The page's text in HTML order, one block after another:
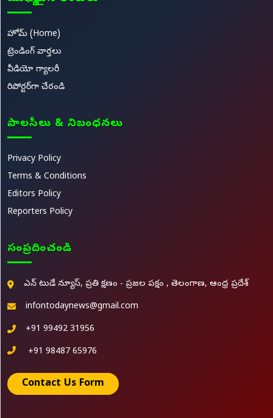
హోమ్ (Home)
ట్రెండింగ్ వార్తలు
వీడియో గ్యాలరీ
రిపోర్టర్‌గా చేరండి
పాలసీలు & నిబంధనలు
Privacy Policy
Terms & Conditions
Editors Policy
Reporters Policy
సంప్రదించండి
ఎన్ టుడే న్యూస్, ప్రతి క్షణం - ప్రజల పక్షం , తెలంగాణ, ఆంధ్ర ప్రదేశ్
infontodaynews@gmail.com
+91 99492 31956
+91 98487 65976
Contact Us Form